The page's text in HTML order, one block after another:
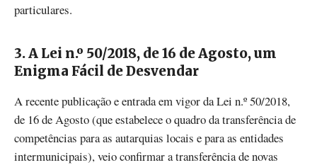
particulares.
3. A Lei n.º 50/2018, de 16 de Agosto, um
Enigma Fácil de Desvendar
A recente publicação e entrada em vigor da Lei n.º 50/2018,
de 16 de Agosto (que estabelece o quadro da transferência de
competências para as autarquias locais e para as entidades
intermunicipais), veio confirmar a transferência de novas